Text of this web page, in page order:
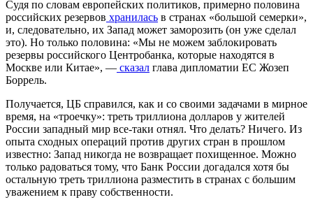
Судя по словам европейских политиков, примерно половина
российских резервов хранилась в странах «большой семерки»,
и, следовательно, их Запад может заморозить (он уже сделал
это). Но только половина: «Мы не можем заблокировать
резервы российского Центробанка, которые находятся в
Москве или Китае», — сказал глава дипломатии ЕС Жозеп
Боррель.
Получается, ЦБ справился, как и со своими задачами в мирное
время, на «троечку»: треть триллиона долларов у жителей
России западный мир все-таки отнял. Что делать? Ничего. Из
опыта сходных операций против других стран в прошлом
известно: Запад никогда не возвращает похищенное. Можно
только радоваться тому, что Банк России догадался хотя бы
остальную треть триллиона разместить в странах с большим
уважением к праву собственности.